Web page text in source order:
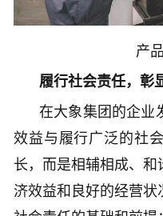
产
履行社会责任，彰
在大象集团的企业
效益与履行广泛的社
长，而是相辅相成、
济效益和良好的经营